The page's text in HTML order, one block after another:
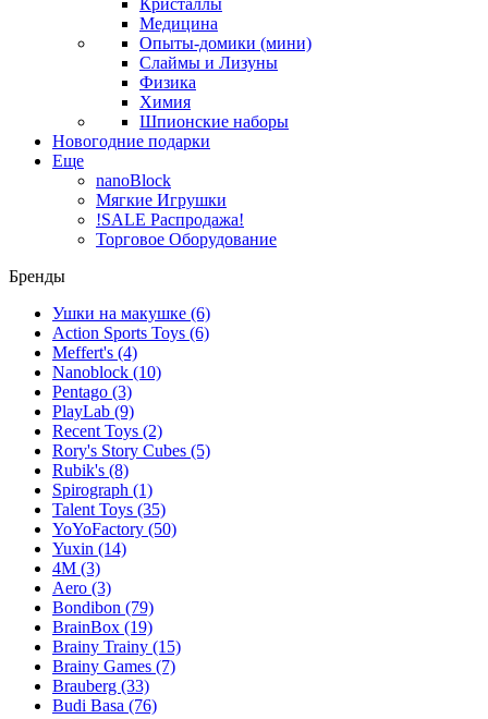
Кристаллы
Медицина
Опыты-домики (мини)
Слаймы и Лизуны
Физика
Химия
Шпионские наборы
Новогодние подарки
Еще
nanoBlock
Мягкие Игрушки
!SALE Распродажа!
Торговое Оборудование
Бренды
Ушки на макушке (6)
Action Sports Toys (6)
Meffert's (4)
Nanoblock (10)
Pentago (3)
PlayLab (9)
Recent Toys (2)
Rory's Story Cubes (5)
Rubik's (8)
Spirograph (1)
Talent Toys (35)
YoYoFactory (50)
Yuxin (14)
4M (3)
Aero (3)
Bondibon (79)
BrainBox (19)
Brainy Trainy (15)
Brainy Games (7)
Brauberg (33)
Budi Basa (76)